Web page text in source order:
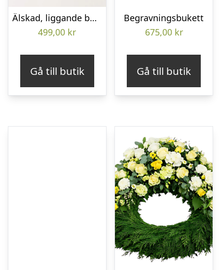
Älskad, liggande bukett
499,00 kr
Gå till butik
Begravningsbukett
675,00 kr
Gå till butik